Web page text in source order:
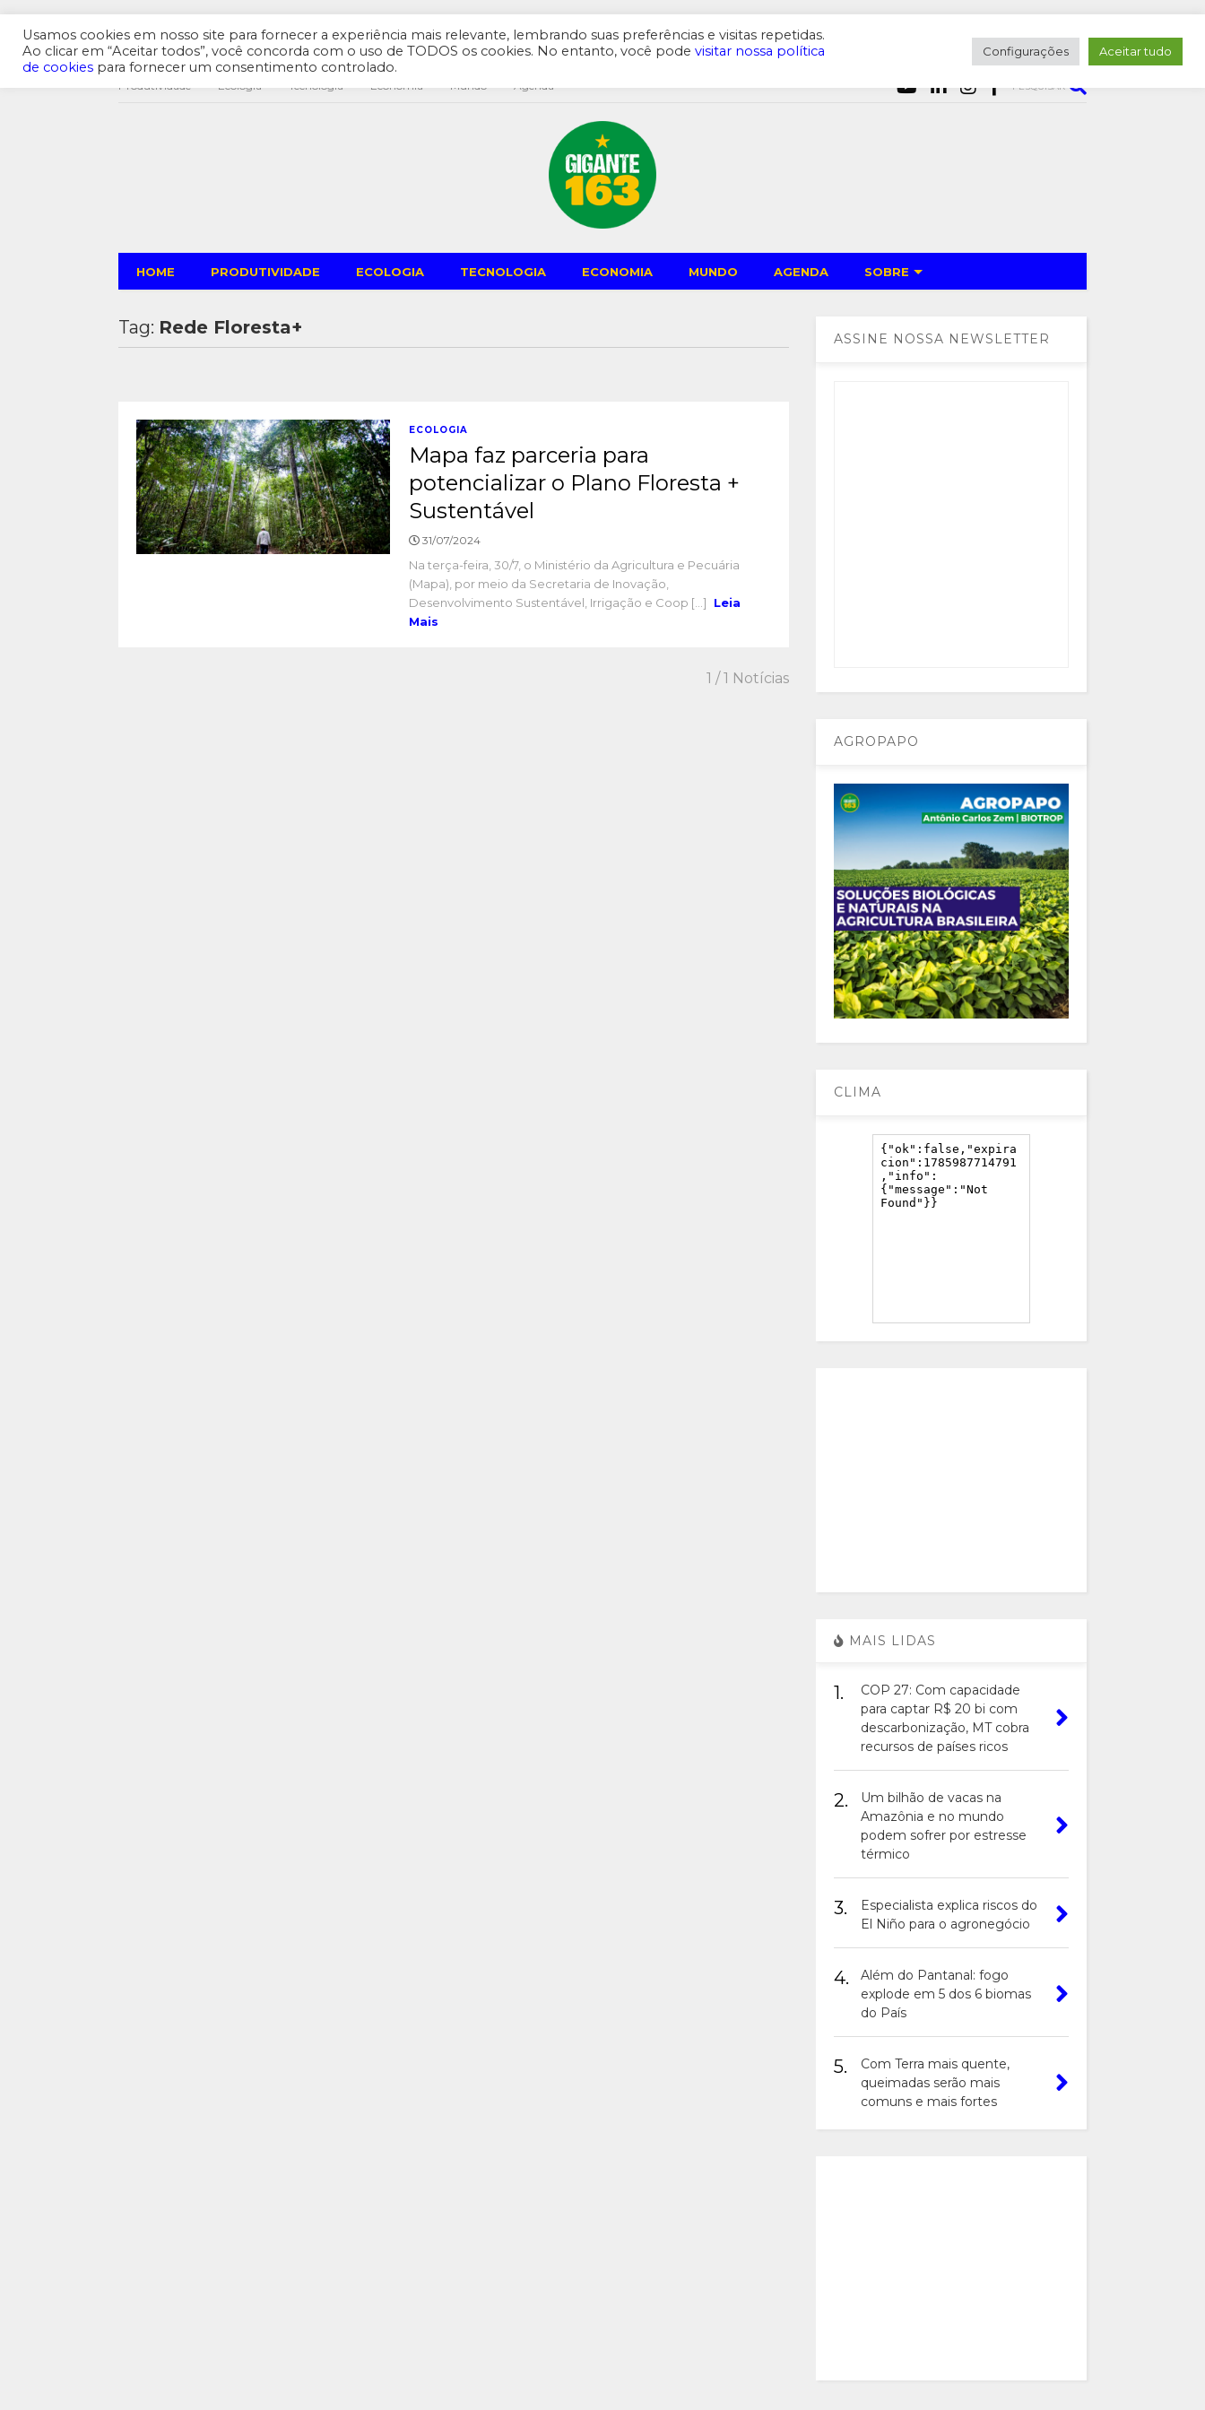
Produtividade Ecologia Tecnologia Economia Mundo Agenda PESQUISAR
HOME PRODUTIVIDADE ECOLOGIA TECNOLOGIA ECONOMIA MUNDO AGENDA SOBRE
Tag: Rede Floresta+
ECOLOGIA
Mapa faz parceria para
potencializar o Plano Floresta +
Sustentável
31/07/2024
Na terça-feira, 30/7, o Ministério da Agricultura e Pecuária
(Mapa), por meio da Secretaria de Inovação,
Desenvolvimento Sustentável, Irrigação e Coop [...]
Leia
Mais
1 / 1 Notícias
ASSINE NOSSA NEWSLETTER
AGROPAPO
CLIMA
MAIS LIDAS
1.
COP 27: Com capacidade
para captar R$ 20 bi com
descarbonização, MT cobra
recursos de países ricos
2.
Um bilhão de vacas na
Amazônia e no mundo
podem sofrer por estresse
térmico
3.
Especialista explica riscos do
El Niño para o agronegócio
4.
Além do Pantanal: fogo
explode em 5 dos 6 biomas
do País
5.
Com Terra mais quente,
queimadas serão mais
comuns e mais fortes
Usamos cookies em nosso site para fornecer a experiência mais relevante, lembrando suas preferências e visitas repetidas.
Ao clicar em “Aceitar todos”, você concorda com o uso de TODOS os cookies. No entanto, você pode visitar nossa política
de cookies para fornecer um consentimento controlado.
Configurações Aceitar tudo